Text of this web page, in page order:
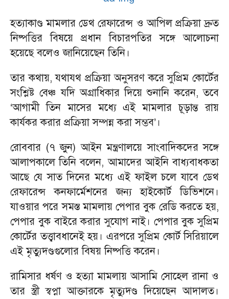
হত্যাকাণ্ড মামলার ডেথ রেফারেন্স ও আপিল প্রক্রিয়া দ্রুত
নিষ্পত্তির বিষয়ে প্রধান বিচারপতির সঙ্গে আলোচনা
হয়েছে বলেও জানিয়েছেন তিনি।
তার কথায়, যথাযথ প্রক্রিয়া অনুসরণ করে সুপ্রিম কোর্টের
সংশ্লিষ্ট বেঞ্চ যদি অগ্রাধিকার দিয়ে শুনানি করেন, তবে
‘আগামী তিন মাসের মধ্যে এই মামলার চূড়ান্ত রায়
কার্যকর করার প্রক্রিয়া সম্পন্ন করা সম্ভব’।
রোববার (৭ জুন) আইন মন্ত্রণালয়ে সাংবাদিকদের সঙ্গে
আলাপকালে তিনি বলেন, আমাদের আইনি বাধ্যবাধকতা
আছে যে সাত দিনের মধ্যে এই ফাইল চলে যাবে ডেথ
রেফারেন্স কনফার্মেশনের জন্য হাইকোর্ট ডিভিশনে।
যাওয়ার পরে সমস্ত মামলায় পেপার বুক রেডি করতে হয়,
পেপার বুক বাইরে করার সুযোগ নাই। পেপার বুক সুপ্রিম
কোর্টের তত্ত্বাবধানেই হয়। এরপরে সুপ্রিম কোর্ট সিরিয়ালে
এই মৃত্যুদণ্ডগুলোর বিষয় নিষ্পত্তি করেন।
রামিসার ধর্ষণ ও হত্যা মামলায় আসামি সোহেল রানা ও
তার স্ত্রী স্বপ্না আক্তারকে মৃত্যুদণ্ড দিয়েছেন আদালত।